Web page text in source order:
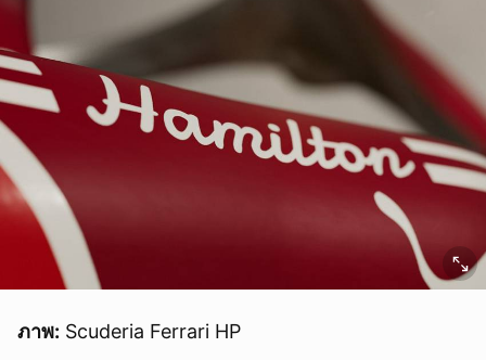
ภาพ: Scuderia Ferrari HP